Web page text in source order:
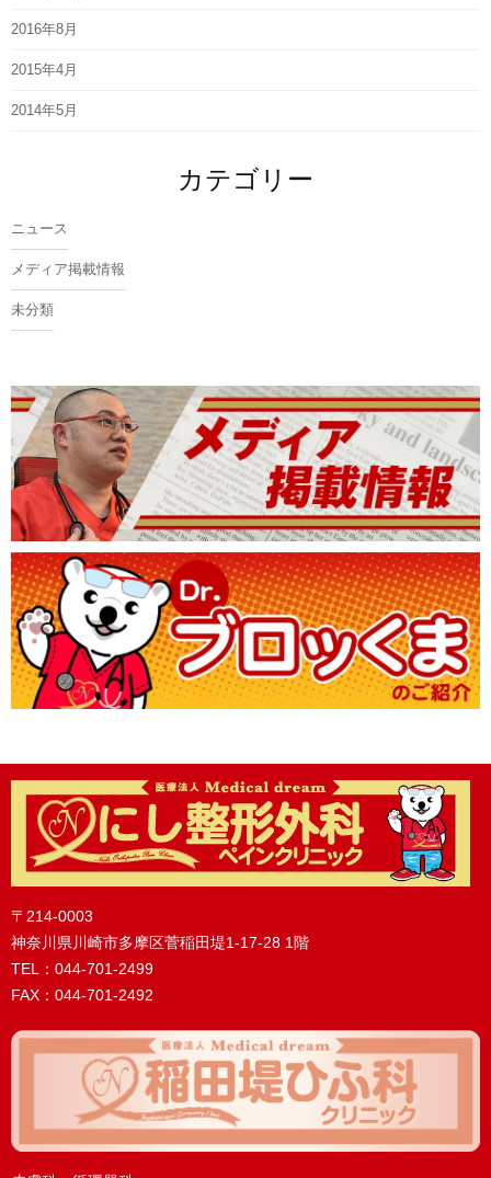
2016年8月
2015年4月
2014年5月
カテゴリー
ニュース
メディア掲載情報
未分類
〒214-0003
神奈川県川崎市多摩区菅稲田堤1-17-28 1階
TEL：044-701-2499
FAX：044-701-2492